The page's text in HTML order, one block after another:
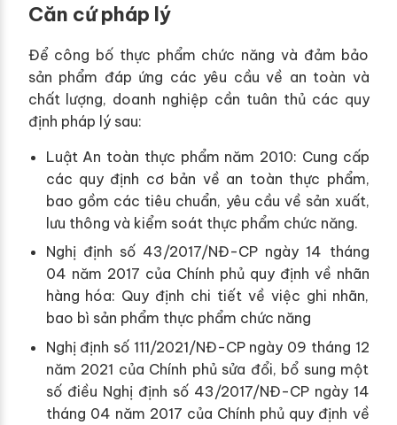
Căn cứ pháp lý
Để công bố thực phẩm chức năng và đảm bảo
sản phẩm đáp ứng các yêu cầu về an toàn và
chất lượng, doanh nghiệp cần tuân thủ các quy
định pháp lý sau:
Luật An toàn thực phẩm năm 2010: Cung cấp
các quy định cơ bản về an toàn thực phẩm,
bao gồm các tiêu chuẩn, yêu cầu về sản xuất,
lưu thông và kiểm soát thực phẩm chức năng.
Nghị định số 43/2017/NĐ-CP ngày 14 tháng
04 năm 2017 của Chính phủ quy định về nhãn
hàng hóa: Quy định chi tiết về việc ghi nhãn,
bao bì sản phẩm thực phẩm chức năng
Nghị định số 111/2021/NĐ-CP ngày 09 tháng 12
năm 2021 của Chính phủ sửa đổi, bổ sung một
số điều Nghị định số 43/2017/NĐ-CP ngày 14
tháng 04 năm 2017 của Chính phủ quy định về